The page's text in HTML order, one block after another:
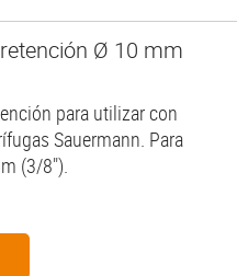
Ø 10 mm
para utilizar con
Sauermann. Para
(3/8").